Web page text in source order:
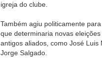
igreja do clube.
Também agiu politicamente
que determinaria novas
antigos aliados, como José
Jorge Salgado.